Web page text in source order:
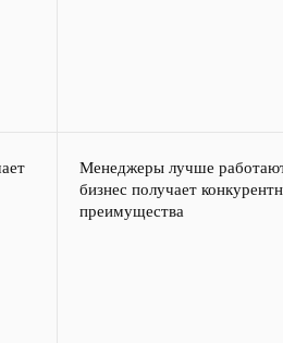
Менеджеры лучше
бизнес получает
преимущества